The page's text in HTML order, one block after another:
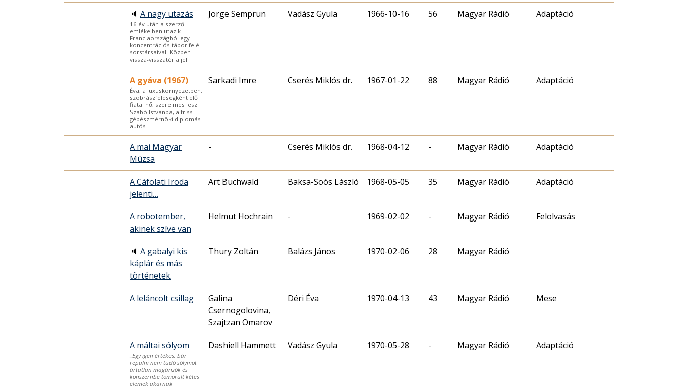
🔈 A nagy utazás
16 év után a szerző
emlékeiben utazik
Franciaországból egy
koncentrációs tábor felé
sorstársaival. Közben
vissza-visszatér a jel
Jorge Semprun Vadász Gyula 1966-10-16 56 Magyar Rádió Adaptáció
A gyáva (1967)
Éva, a luxuskörnyezetben,
szobrászfeleségként élő
fiatal nő, szerelmes lesz
Szabó Istvánba, a friss
gépészmérnöki diplomás
autós
Sarkadi Imre Cserés Miklós dr. 1967-01-22 88 Magyar Rádió Adaptáció
A mai Magyar
Múzsa
- Cserés Miklós dr. 1968-04-12 - Magyar Rádió Adaptáció
A Cáfolati Iroda
jelenti…
Art Buchwald Baksa-Soós László 1968-05-05 35 Magyar Rádió Adaptáció
A robotember,
akinek szíve van
Helmut Hochrain - 1969-02-02 - Magyar Rádió Felolvasás
🔈 A gabalyi kis
káplár és más
történetek
Thury Zoltán Balázs János 1970-02-06 28 Magyar Rádió
A leláncolt csillag
Galina
Csernogolovina,
Szajtzan Omarov
Déri Éva 1970-04-13 43 Magyar Rádió Mese
A máltai sólyom
„Egy igen értékes, bár
repülni nem tudó sólymot
ártatlan magánzók és
konszernbe tömörült kétes
elemek akarnak
Dashiell Hammett Vadász Gyula 1970-05-28 - Magyar Rádió Adaptáció